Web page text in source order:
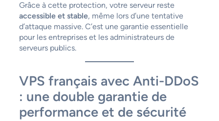
Grâce à cette protection, votre serveur reste
accessible et stable, même lors d’une tentative
d’attaque massive. C’est une garantie essentielle
pour les entreprises et les administrateurs de
serveurs publics.
VPS français avec Anti-DDoS
: une double garantie de
performance et de sécurité